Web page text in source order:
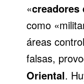
«creadores
como
áreas
falsas,
Oriental.